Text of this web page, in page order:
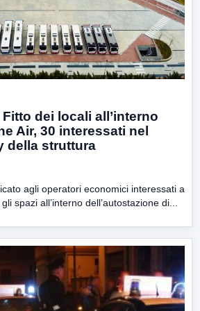
dei locali all’interno
Air, 30 interessati nel
della struttura
agli operatori economici interessati a
spazi all’interno dell’autostazione di...